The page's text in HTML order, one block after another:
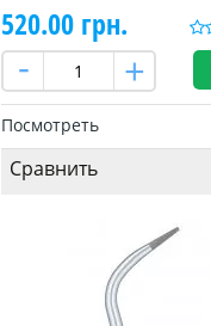
520.00 грн.
Посмотреть
Сравнить